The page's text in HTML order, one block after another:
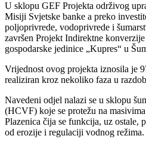
U sklopu GEF Projekta održivog
Misiji Svjetske banke a preko
poljoprivrede, vodoprivrede i
završen Projekt Indirektne
gospodarske jedinice „Kupres“ u
Vrijednost ovog projekta iznosila je
realiziran kroz nekoliko faza u
Navedeni odjel nalazi se u sklopu
(HCVF) koje se protežu na
Plazenica čija se funkcija, uz ostale,
od erozije i regulaciji vodnog režima.